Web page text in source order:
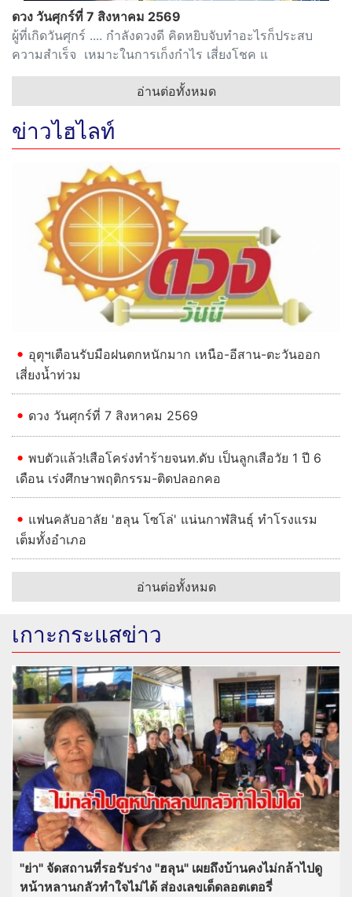
ดวง วันศุกร์ที่ 7 สิงหาคม 2569
ผู้ที่เกิดวันศุกร์ .... กำลังดวงดี คิดหยิบจับทำอะไรก็ประสบ
ความสำเร็จ เหมาะในการเก็งกำไร เสี่ยงโชค แ
อ่านต่อทั้งหมด
ข่าวไฮไลท์
Previous
อุตุฯเตือนรับมือฝนตกหนักมาก เหนือ-อีสาน-ตะวันออก
เสี่ยงน้ำท่วม
ดวง วันศุกร์ที่ 7 สิงหาคม 2569
พบตัวแล้ว!เสือโคร่งทำร้ายจนท.ดับ เป็นลูกเสือวัย 1 ปี 6
เดือน เร่งศึกษาพฤติกรรม-ติดปลอกคอ
แฟนคลับอาลัย 'ฮลุน โซโล่' แน่นกาฬสินธุ์ ทำโรงแรม
เต็มทั้งอำเภอ
อ่านต่อทั้งหมด
เกาะกระแสข่าว
"ย่า" จัดสถานที่รอรับร่าง "ฮลุน" เผยถึงบ้านคงไม่กล้าไปดู
หน้าหลานกลัวทำใจไม่ได้ ส่องเลขเด็ดลอตเตอรี่